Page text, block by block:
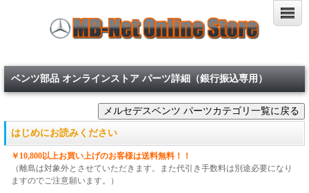
ベンツ部品 オンラインストア パーツ詳細（銀行振込専用）
はじめにお読みください
￥10,800以上お買い上げのお客様は送料無料！！
（離島は対象外とさせていただきます。また代引き手数料は別途必要になり
ますのでご注意願います。）